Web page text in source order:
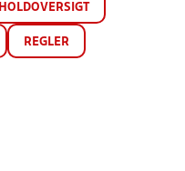
HOLDOVERSIGT
REGLER